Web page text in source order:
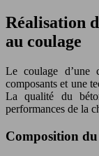
Réalisation
au coulage
Le coulage d’une
composants et une
La qualité du
performances de la
Composition